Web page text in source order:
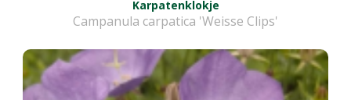
Karpatenklokje
Campanula carpatica 'Weisse Clips'